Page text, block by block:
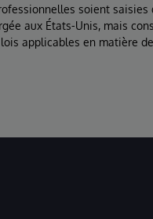
soient saisies
aux États-Unis, mais
applicables en matière